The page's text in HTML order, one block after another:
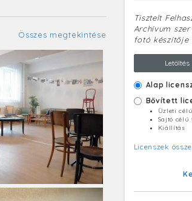
Összes megtekintése
Tisztelt
Archívum
fotó készítője
Letöltés
Alap
Bővített
Üzleti
Sajtó
Kiállítás
Licenszek